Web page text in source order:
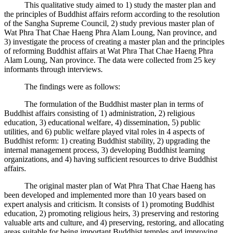
This qualitative study aimed to 1) study the master plan and
the principles of Buddhist affairs reform according to the resolution
of the Sangha Supreme Council, 2) study previous master plan of
Wat Phra That Chae Haeng Phra Alam Loung, Nan province, and
3) investigate the process of creating a master plan and the principles
of reforming Buddhist affairs at Wat Phra That Chae Haeng Phra
Alam Loung, Nan province. The data were collected from 25 key
informants through interviews.
The findings were as follows:
The formulation of the Buddhist master plan in terms of
Buddhist affairs consisting of 1) administration, 2) religious
education, 3) educational welfare, 4) dissemination, 5) public
utilities, and 6) public welfare played vital roles in 4 aspects of
Buddhist reform: 1) creating Buddhist stability, 2) upgrading the
internal management process, 3) developing Buddhist learning
organizations, and 4) having sufficient resources to drive Buddhist
affairs.
The original master plan of Wat Phra That Chae Haeng has
been developed and implemented more than 10 years based on
expert analysis and criticism. It consists of 1) promoting Buddhist
education, 2) promoting religious heirs, 3) preserving and restoring
valuable arts and culture, and 4) preserving, restoring, and allocating